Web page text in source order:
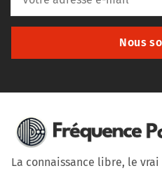
Nous
La connaissance libre, le